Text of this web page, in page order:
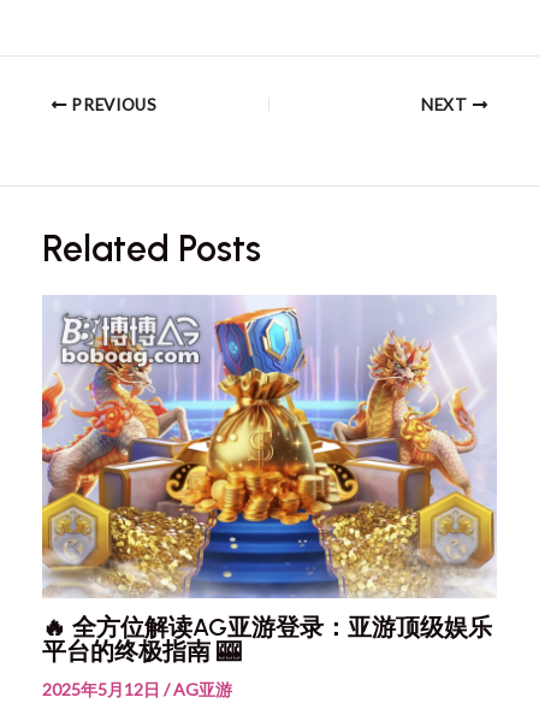
PREVIOUS NEXT
Related Posts
🔥 全方位解读AG亚游登录：亚游顶级娱乐
平台的终极指南 🎰
2025年5月12日 /AG亚游